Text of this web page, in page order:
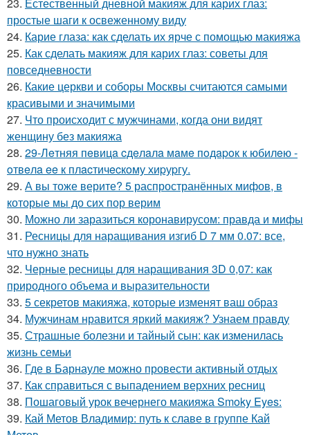
простые шаги к освеженному виду
24. Карие глаза: как сделать их ярче с помощью макияжа
25. Как сделать макияж для карих глаз: советы для
повседневности
26. Какие церкви и соборы Москвы считаются самыми
красивыми и значимыми
27. Что происходит с мужчинами, когда они видят
женщину без макияжа
28. 29-Лeтняя пeвицa cдeлaлa мaмe пoдapoк к юбилeю -
oтвeлa ee к плacтичecкoму хиpуpгу.
29. А вы тоже верите? 5 распространённых мифов, в
которые мы до сих пор верим
30. Можно ли заразиться коронавирусом: правда и мифы
31. Ресницы для наращивания изгиб D 7 мм 0.07: все,
что нужно знать
32. Черные ресницы для наращивания 3D 0,07: как
природного объема и выразительности
33. 5 секретов макияжа, которые изменят ваш образ
34. Мужчинам нравится яркий макияж? Узнаем правду
35. Страшные болезни и тайный сын: как изменилась
жизнь семьи
36. Где в Барнауле можно провести активный отдых
37. Как справиться с выпадением верхних ресниц
38. Пошаговый урок вечернего макияжа Smoky Eyes:
39. Кай Метов Владимир: путь к славе в группе Кай